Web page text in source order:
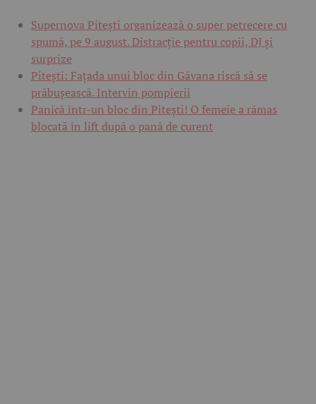
Supernova Pitești organizează o super petrecere cu
spumă, pe 9 august. Distracție pentru copii, DJ și
surprize
Pitești: Fațada unui bloc din Găvana riscă să se
prăbușească. Intervin pompierii
Panică într-un bloc din Pitești! O femeie a rămas
blocată în lift după o pană de curent